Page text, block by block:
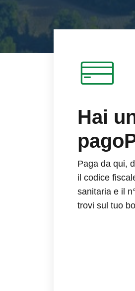
Hai
Paga da qui,
il codice
sanitaria e il
trovi sul tuo